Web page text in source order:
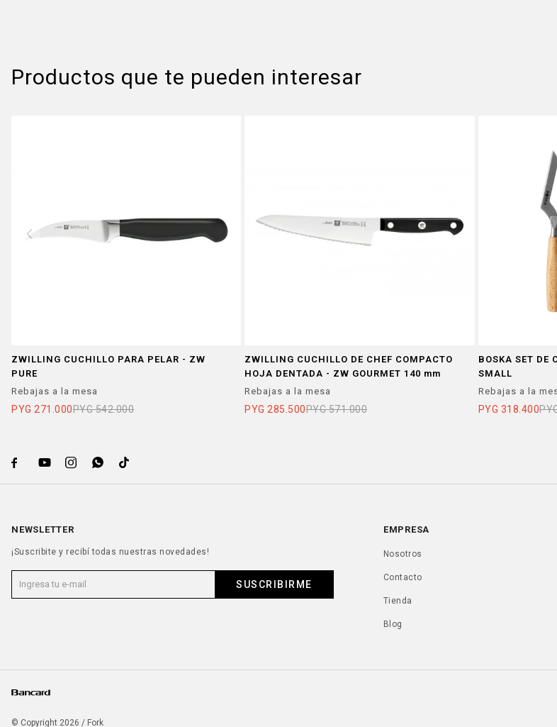
Productos que te pueden interesar
ZWILLING CUCHILLO PARA PELAR - ZW
PURE
Rebajas a la mesa
PYG 271.000PYG 542.000
ZWILLING CUCHILLO DE CHEF COMPACTO
HOJA DENTADA - ZW GOURMET 140 mm
Rebajas a la mesa
PYG 285.500PYG 571.000
BOSKA SET DE
SMALL
Rebajas a la
PYG 318.400
    
EMPRESA
Nosotros
Contacto
Tienda
Blog
NEWSLETTER
¡Suscribite y recibí todas nuestras novedades!
SUSCRIBIRME
© Copyright 2026 / Fork